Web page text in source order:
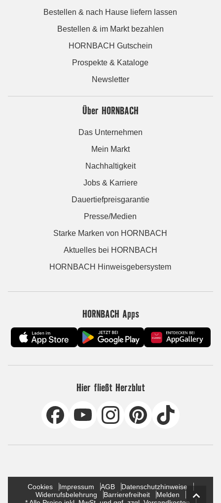
Bestellen & nach Hause liefern lassen
Bestellen & im Markt bezahlen
HORNBACH Gutschein
Prospekte & Kataloge
Newsletter
Über HORNBACH
Das Unternehmen
Mein Markt
Nachhaltigkeit
Jobs & Karriere
Dauertiefpreisgarantie
Presse/Medien
Starke Marken von HORNBACH
Aktuelles bei HORNBACH
HORNBACH Hinweisgebersystem
HORNBACH Apps
Hier fließt Herzblut
Cookies Impressum AGB
Datenschutzhinweise
Widerrufsbelehrung
Barrierefreiheit
Melden